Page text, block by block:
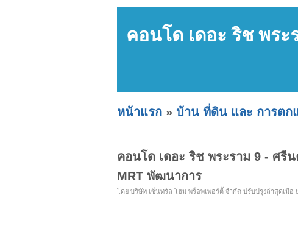
คอนโด เดอะ ริช พร
หน้าแรก » บ้าน ที่ดิน และ การตก
คอนโด เดอะ ริช พระราม 9 - ศรี
MRT พัฒนาการ
โดย บริษัท เซ็นทรัล โฮม พร็อพเพอร์ตี้ จำกัด ปรับปรุงล่าสุดเมื่อ 8